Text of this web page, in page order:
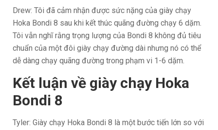
Drew: Tôi đã cảm nhận được sức nặng của giày chạy
Hoka Bondi 8 sau khi kết thúc quãng đường chạy 6 dặm.
Tôi vẫn nghĩ rằng trọng lượng của Bondi 8 không đủ tiêu
chuẩn của một đôi giày chạy đường dài nhưng nó có thể
dễ dàng chạy quãng đường trong phạm vi 1-6 dặm.
Kết luận về giày chạy Hoka
Bondi 8
Tyler: Giày chạy Hoka Bondi 8 là một bước tiến lớn so với